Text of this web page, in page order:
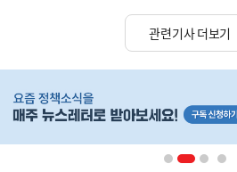
관련기사 더보기
단